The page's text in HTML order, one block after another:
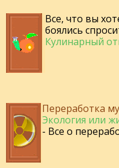
Все, что вы
боялись
Кулинарный
Переработка
Экология или
- Все о